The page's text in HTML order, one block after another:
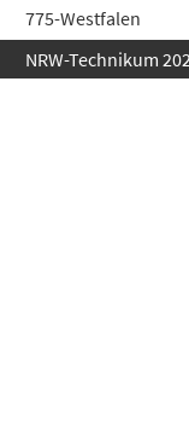
775-Westfalen
NRW-Technikum